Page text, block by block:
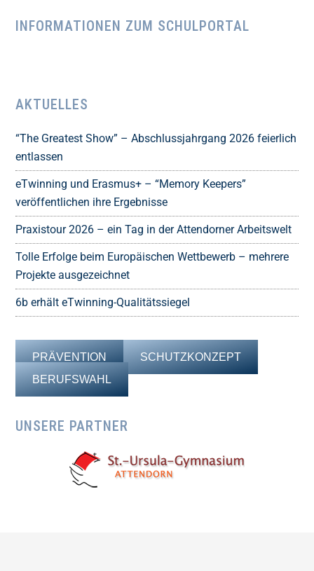
INFORMATIONEN ZUM SCHULPORTAL
AKTUELLES
“The Greatest Show” – Abschlussjahrgang 2026 feierlich
entlassen
eTwinning und Erasmus+ – “Memory Keepers”
veröffentlichen ihre Ergebnisse
Praxistour 2026 – ein Tag in der Attendorner Arbeitswelt
Tolle Erfolge beim Europäischen Wettbewerb – mehrere
Projekte ausgezeichnet
6b erhält eTwinning-Qualitätssiegel
PRÄVENTION
SCHUTZKONZEPT
BERUFSWAHL
UNSERE PARTNER